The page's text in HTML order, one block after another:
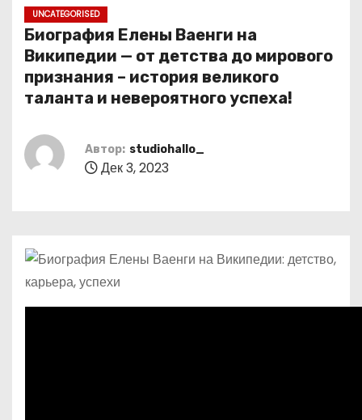
UNCATEGORISED
Биография Елены Ваенги на
Википедии — от детства до мирового
признания – история великого
таланта и невероятного успеха!
Автор: studiohallo_
Дек 3, 2023